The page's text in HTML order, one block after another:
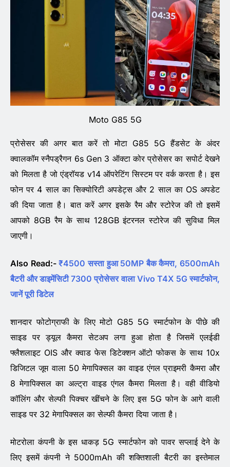
Moto G85 5G
प्रोसेसर की अगर बात करें तो मोटा G85 5G हैंडसेट के अंदर
क्वालकॉम स्नैपड्रैगन 6s Gen 3 ऑक्टा कोर प्रोसेसर का सपोर्ट देखने
को मिलता है जो एंड्रॉयड v14 ऑपरेटिंग सिस्टम पर वर्क करता है। इस
फोन पर 4 साल का सिक्योरिटी अपडेट्स और 2 साल का OS अपडेट
की दिया जाता है। बात करें अगर इसके रैम और स्टोरेज की तो इसमें
आपको 8GB रैम के साथ 128GB इंटरनल स्टोरेज की सुविधा मिल
जाएगी।
Also Read:-₹4500 सस्ता हुआ 50MP बैक कैमरा, 6500mAh
बैटरी और डाइमेंसिटी 7300 प्रोसेसर वाला Vivo T4X 5G स्मार्टफोन,
जानें पूरी डिटेल
शानदार फोटोग्राफी के लिए मोटो G85 5G स्मार्टफोन के पीछे की
साइड पर ड्यूल कैमरा सेटअप लगा हुआ होता है जिसमें एलईडी
फ्लैशलाइट OIS और क्वाड फेस डिटेक्शन ऑटो फोकस के साथ 10x
डिजिटल जूम वाला 50 मेगापिक्सल का वाइड एंगल प्राइमरी कैमरा और
8 मेगापिक्सल का अल्ट्रा वाइड एंगल कैमरा मिलता है। वही वीडियो
कॉलिंग और सेल्फी पिक्चर खींचने के लिए इस 5G फोन के आगे वाली
साइड पर 32 मेगापिक्सल का सेल्फी कैमरा दिया जाता है।
मोटरोला कंपनी के इस धाकड़ 5G स्मार्टफोन को पावर सप्लाई देने के
लिए इसमें कंपनी ने 5000mAh की शक्तिशाली बैटरी का इस्तेमाल